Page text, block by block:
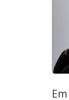
Em